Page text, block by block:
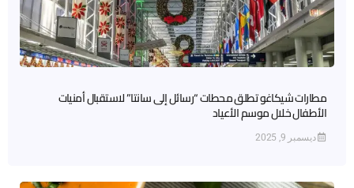
مطارات شيكاغو تطلق محطات “رسائل إلى سانتا” لاستقبال أمنيات
الأطفال خلال موسم الأعياد
ديسمبر 9, 2025